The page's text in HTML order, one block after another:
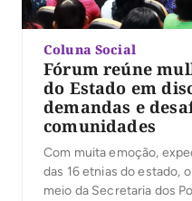
Coluna Social
Fórum reúne
do Estado em
demandas e
comunidades
Com muita emoção,
das 16 etnias do estado,
meio da Secretaria dos